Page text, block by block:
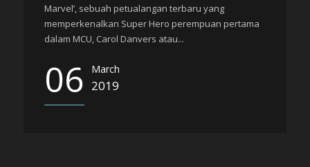
Marvel’, sebuah petualangan terbaru yang
memperkenalkan Super Hero perempuan pertama
dalam MCU, Carol Danvers atau...
06 March
2019